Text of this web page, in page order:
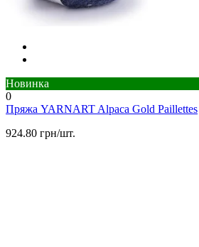
Новинка
0
Пряжа YARNART Alpaca Gold Paillettes
924.80 грн/шт.